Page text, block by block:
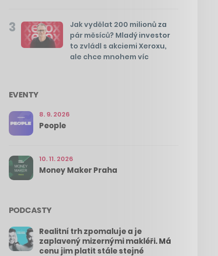
3
Jak vydělat 200 milionů za
pár měsíců? Mladý investor
to zvládl s akciemi Xeroxu,
ale chce mnohem víc
EVENTY
8. 9. 2026
People
10. 11. 2026
Money Maker Praha
PODCASTY
Realitní trh zpomaluje a je
zaplavený mizernými makléři. Má
cenu jim platit stále stejné